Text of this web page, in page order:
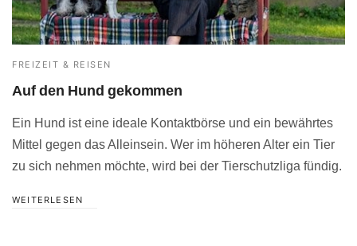
FREIZEIT & REISEN
Auf den Hund gekommen
Ein Hund ist eine ideale Kontaktbörse und ein bewährtes
Mittel gegen das Alleinsein. Wer im höheren Alter ein Tier
zu sich nehmen möchte, wird bei der Tierschutzliga fündig.
WEITERLESEN